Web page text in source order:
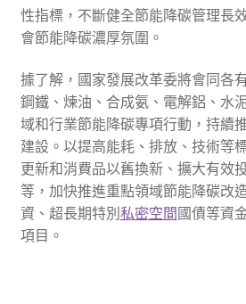
性指標，不斷健全節能降碳管理長
會節能降碳濃厚氛圍。
據了解，國家發展改革委將會同各
鋼鐵、煉油、合成氨、電解鋁、水
域和行業節能降碳專項行動，持續
建設。以提高能耗、排放、技術等
更新和消費品以舊換新、擴大有效
等，加快推進重點領域節能降碳改
資、超長期特別 私密空間 國債等資
項目。